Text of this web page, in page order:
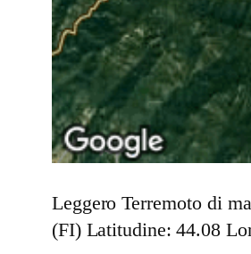
Leggero Terremoto di
(FI)Latitudine: 44.08